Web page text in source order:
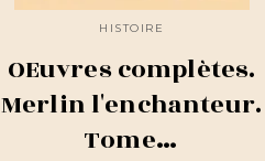
HISTOIRE
OEuvres complètes.
Merlin l'enchanteur.
Tome…